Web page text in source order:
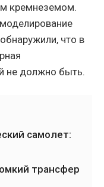
кремнеземом.
что в
не должно быть.
самолет:
трансфер